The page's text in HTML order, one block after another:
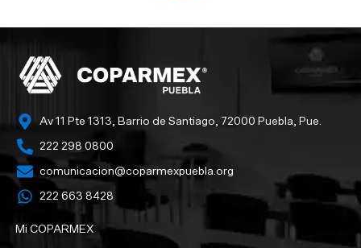
Av 11 Pte 1313, Barrio de Santiago, 72000 Puebla, Pue.
222 298 0800
comunicacion@coparmexpuebla.org
222 663 8428‬
Mi COPARMEX